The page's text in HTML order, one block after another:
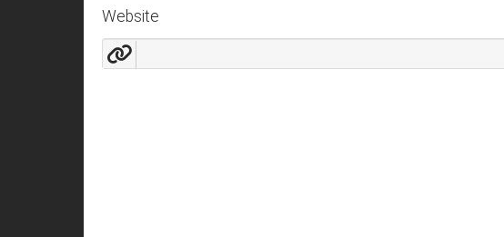
Website